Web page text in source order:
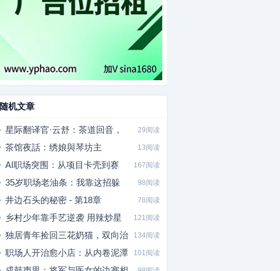
随机文章
星际翻译官·云舒：茶道回音， 29阅读
茶馆夜話：绣娘與琴坊主 13阅读
AI职场突围：从项目卡壳到赛 167阅读
35岁职场老油条：我靠这招躲 98阅读
井边石头的秘密 - 第18章 78阅读
乡村少年靠手艺逆袭 用辣炒星 121阅读
独居青年捡回三花奶猫，双向治 134阅读
职场人开治愈小店：从内卷泥潭 101阅读